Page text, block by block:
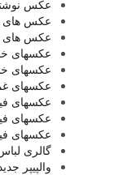
عکس
عکس های
عکس های
عکسهای
عکسهای
عکسهای
عکسهای
عکسهای
عکسهای
گالری
والپیپر جدید